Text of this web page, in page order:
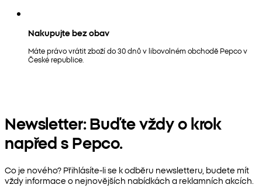
Nakupujte bez obav
Máte právo vrátit zboží do 30 dnů v libovolném obchodě Pepco v
České republice.
Newsletter: Buďte vždy o krok
napřed s Pepco.
Co je nového? Přihlásíte-li se k odběru newsletteru, budete mít
vždy informace o nejnovějších nabídkách a reklamních akcích.